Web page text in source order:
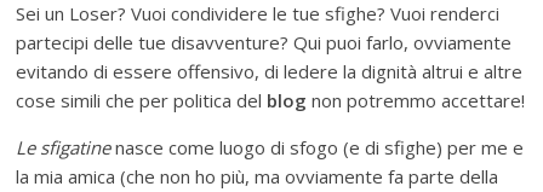
Sei un Loser? Vuoi condividere le tue sfighe? Vuoi renderci
partecipi delle tue disavventure? Qui puoi farlo, ovviamente
evitando di essere offensivo, di ledere la dignità altrui e altre
cose simili che per politica del blog non potremmo accettare!
Le sfigatinenasce come luogo di sfogo (e di sfighe) per me e
la mia amica (che non ho più, ma ovviamente fa parte della